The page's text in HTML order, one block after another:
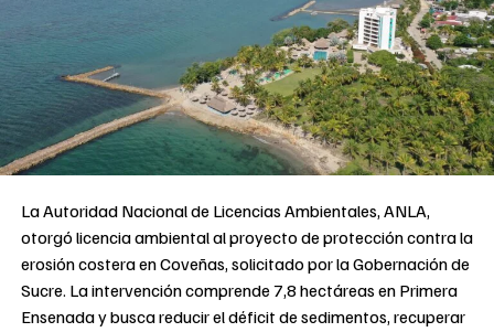
La Autoridad Nacional de Licencias Ambientales, ANLA,
otorgó licencia ambiental al proyecto de protección contra la
erosión costera en Coveñas, solicitado por la Gobernación de
Sucre. La intervención comprende 7,8 hectáreas en Primera
Ensenada y busca reducir el déficit de sedimentos, recuperar